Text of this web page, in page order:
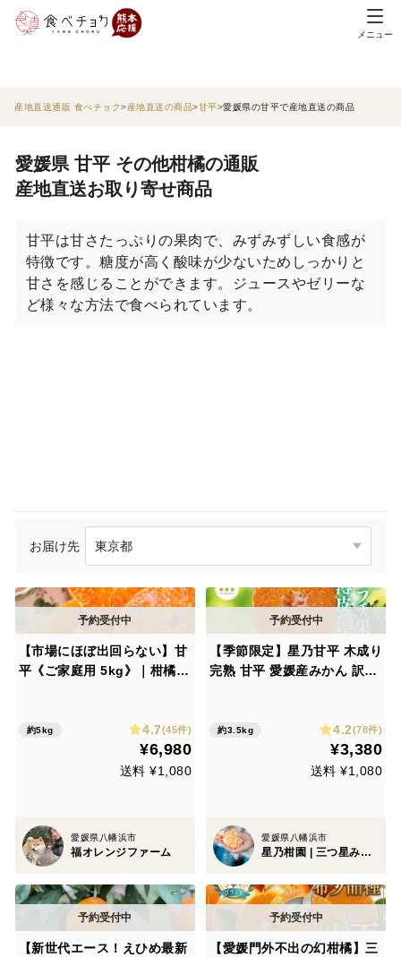
メニュー
産地直送通販 食べチョク 産地直送の商品 甘平 愛媛県の甘平で産地直送の商品
愛媛県 甘平 その他柑橘の通販
産地直送お取り寄せ商品
甘平は甘さたっぷりの果肉で、みずみずしい食感が
特徴です。糖度が高く酸味が少ないためしっかりと
甘さを感じることができます。ジュースやゼリーな
ど様々な方法で食べられています。
お届け先
【市場にほぼ出回らない】甘
平《ご家庭用 5kg》｜柑橘史
産約5kg 4.7(45件)
¥6,980
送料 ¥1,080
愛媛県八幡浜市
福オレンジファーム
【季節限定】星乃甘平 木成り
完熟 甘平 愛媛産みかん 訳あ
約3.5kg 4.2(78件)
¥3,380
送料 ¥1,080
愛媛県八幡浜市
星乃柑園 | 三つ星みかん |
【新世代エース！えひめ最新
【愛媛門外不出の幻柑橘】三